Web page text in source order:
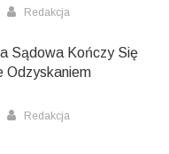
Redakcja
Sądowa Kończy Się
Odzyskaniem
Redakcja